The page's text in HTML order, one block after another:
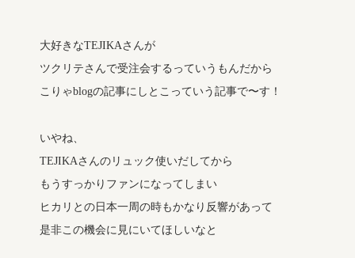
大好きなTEJIKAさんが
ツクリテさんで受注会するっていうもんだから
こりゃblogの記事にしとこっていう記事で〜す！
いやね、
TEJIKAさんのリュック使いだしてから
もうすっかりファンになってしまい
ヒカリとの日本一周の時もかなり反響があって
是非この機会に見にいてほしいなと